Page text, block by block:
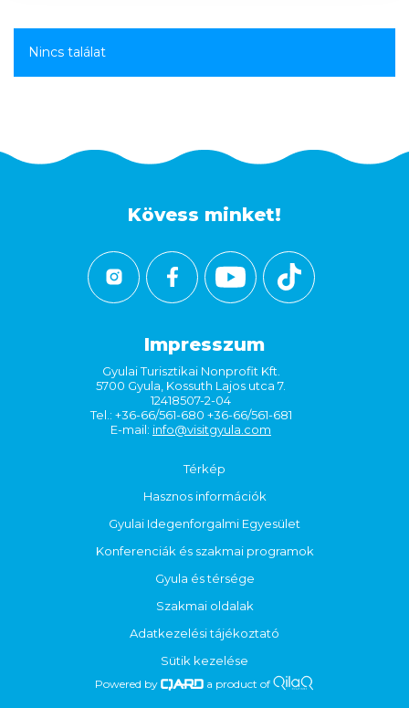
Nincs találat
Kövess minket!
Impresszum
Gyulai Turisztikai Nonprofit Kft.
5700 Gyula, Kossuth Lajos utca 7.
12418507-2-04
Tel.: +36-66/561-680 +36-66/561-681
E-mail: info@visitgyula.com
Térkép
Hasznos információk
Gyulai Idegenforgalmi Egyesület
Konferenciák és szakmai programok
Gyula és térsége
Szakmai oldalak
Adatkezelési tájékoztató
Sütik kezelése
Powered by a product of